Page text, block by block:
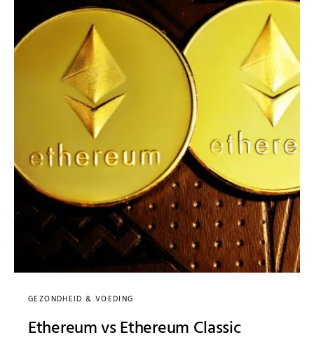
GEZONDHEID & VOEDING
Ethereum vs Ethereum Classic